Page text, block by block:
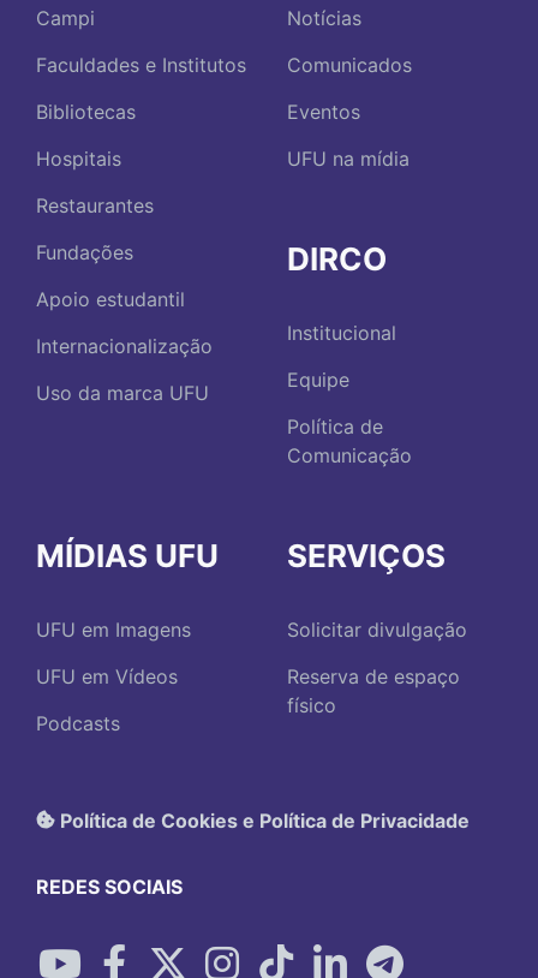
Campi
Faculdades e Institutos
Bibliotecas
Hospitais
Restaurantes
Fundações
Apoio estudantil
Internacionalização
Uso da marca UFU
Notícias
Comunicados
Eventos
UFU na mídia
DIRCO
Institucional
Equipe
Política de
Comunicação
MÍDIAS UFU
UFU em Imagens
UFU em Vídeos
Podcasts
SERVIÇOS
Solicitar divulgação
Reserva de espaço
físico
Política de Cookies e Política de Privacidade
REDES SOCIAIS